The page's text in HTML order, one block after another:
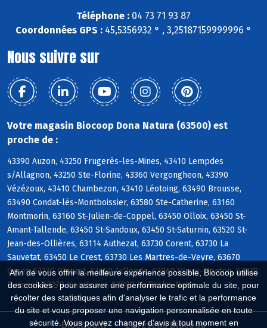
Afin de vous offrir la meilleure expérience possible, Biocoop utilise
des cookies : pour assurer une performance optimale du site, pour
récolter des statistiques afin d'analyser le trafic et la performance
du site et vous proposer une navigation personnalisée en toute
sécurité. Vous pouvez changer d'avis à tout moment en
Téléphone : 04 73 71 93 87
Coordonnées GPS : 45,5356932 ° , 3,25187159999996 °
Nous suivre sur
Votre magasin Biocoop Dona Natura (63500) est
proche de :
43390 Auzon, 43250 Frugerès-les-Mines, 43410 Lempdes
s/Allagnon, 43250 Ste-Florine, 43360 Vergongheon, 43390
Vézézoux, 43410 Chambezon, 43410 Léotoing, 63490 Brousse,
63490 Condat-lès-Montboissier, 63580 Ste-Catherine, 63160
Montmorin, 63160 St-Julien-de-Coppel, 63450 Olloix, 63450 St-
Amant-Tallende, 63450 St-Sandoux, 63450 St-Saturnin, 63520 St-
Jean-des-Ollières, 63114 Authezat, 63730 Corent, 63730 La
Sauvetat, 63450 Le Crest, 63730 Les Martres-de-Veyre, 63670
Orcet, 63730 Plauzat, 63450 Tallende, 63960 Veyre-Monton, 63270
Busséol, 63270 Isserteaux, 63800 La Roche-Noire
Biocoop.fr Le réseau Biocoop